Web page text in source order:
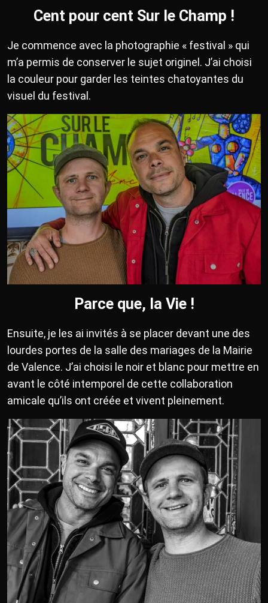
Cent pour cent Sur le Champ !
Je commence avec la photographie « festival » qui
m’a permis de conserver le sujet originel. J’ai choisi
la couleur pour garder les teintes chatoyantes du
visuel du festival.
Parce que, la Vie !
Ensuite, je les ai invités à se placer devant une des
lourdes portes de la salle des mariages de la Mairie
de Valence. J’ai choisi le noir et blanc pour mettre en
avant le côté intemporel de cette collaboration
amicale qu’ils ont créée et vivent pleinement.